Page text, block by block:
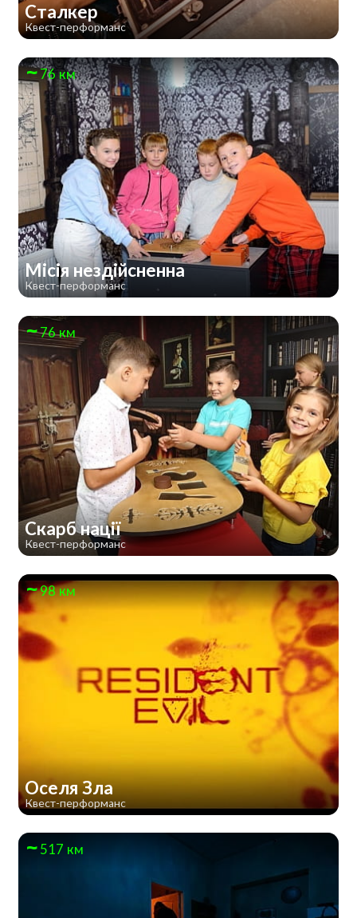
Сталкер
Квест-перформанс
76 км
Місія нездійсненна
Квест-перформанс
76 км
Скарб нації
Квест-перформанс
98 км
Оселя Зла
Квест-перформанс
517 км